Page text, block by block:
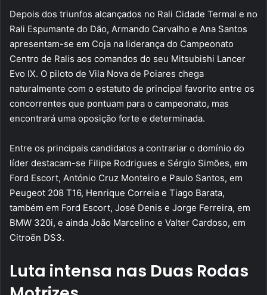
Depois dos triunfos alcançados no Rali Cidade Termal e no
Rali Espumante do Dão, Armando Carvalho e Ana Santos
apresentam-se em Coja na liderança do Campeonato
Centro de Ralis aos comandos do seu Mitsubishi Lancer
Evo IX. O piloto de Vila Nova de Poiares chega
naturalmente com o estatuto de principal favorito entre os
concorrentes que pontuam para o campeonato, mas
encontrará uma oposição forte e determinada.
Entre os principais candidatos a contrariar o domínio do
líder destacam-se Filipe Rodrigues e Sérgio Simões, em
Ford Escort, António Cruz Monteiro e Paulo Santos, em
Peugeot 208 T16, Henrique Correia e Tiago Barata,
também em Ford Escort, José Denis e Jorge Ferreira, em
BMW 320i, e ainda João Marcelino e Valter Cardoso, em
Citroën DS3.
Luta intensa nas Duas Rodas